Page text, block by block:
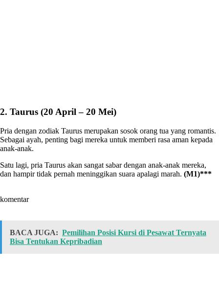
2. Taurus (20 April – 20 Mei)
Pria dengan zodiak Taurus merupakan sosok orang tua yang romantis.
Sebagai ayah, penting bagi mereka untuk memberi rasa aman kepada
anak-anak.
Satu lagi, pria Taurus akan sangat sabar dengan anak-anak mereka,
dan hampir tidak pernah meninggikan suara apalagi marah. (M1)***
komentar
BACA JUGA: Pemilihan Posisi Kursi di Pesawat Ternyata
Bisa Tentukan Kepribadian